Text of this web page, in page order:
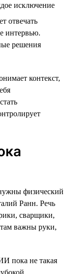
исключение
отвечать
интервью.
решения
контекст,
физический
Ранн. Речь
сварщики,
важны руки,
пока не такая